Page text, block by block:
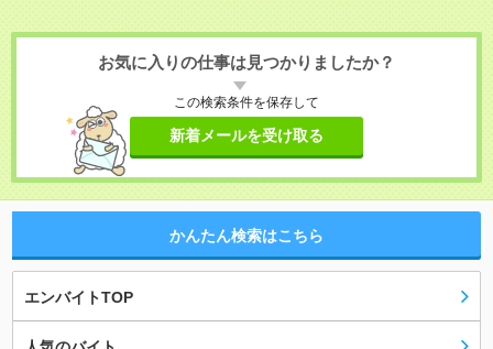
お気に入りの仕事は見つかりましたか？
この検索条件を保存して
新着メールを受け取る
かんたん検索はこちら
エンバイトTOP